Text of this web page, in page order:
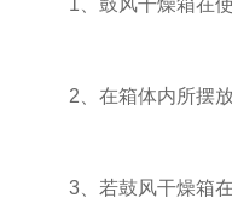
1、鼓风干燥箱在使
2、在箱体内所摆放
3、若鼓风干燥箱在